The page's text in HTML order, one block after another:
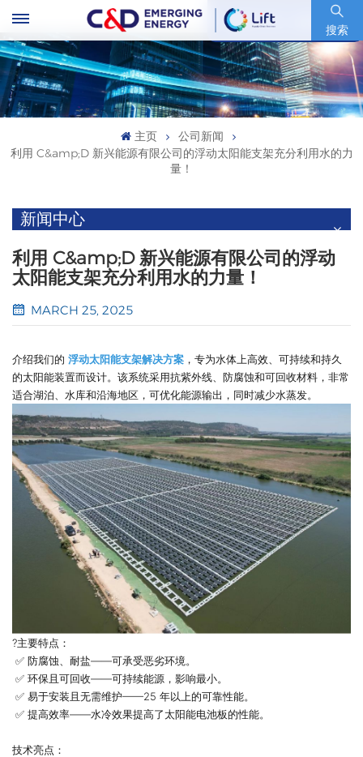
搜索
股票代码 : 600153.SH
主页
公司新闻
利用 C&amp;D 新兴能源有限公司的浮动太阳能支架充分利用水的力
量！
新闻中心
利用 C&amp;D 新兴能源有限公司的浮动
太阳能支架充分利用水的力量！
MARCH 25, 2025
介绍我们的 浮动太阳能支架解决方案 ，专为水体上高效、可持续和持久
的太阳能装置而设计。该系统采用抗紫外线、防腐蚀和可回收材料，非常
适合湖泊、水库和沿海地区，可优化能源输出，同时减少水蒸发。
?主要特点：
✅ 防腐蚀、耐盐——可承受恶劣环境。
✅ 环保且可回收——可持续能源，影响最小。
✅ 易于安装且无需维护——25 年以上的可靠性能。
✅ 提高效率——水冷效果提高了太阳能电池板的性能。
技术亮点：